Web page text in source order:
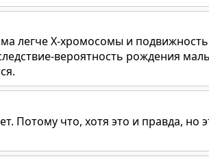
легче X-хромосомы и
вероятность рождения
Потому что, хотя это и правда, но